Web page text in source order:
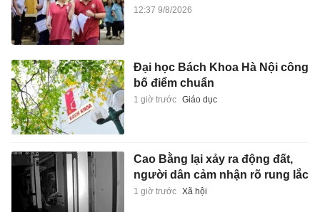
12:37 9/8/2026
Đại học Bách Khoa Hà Nội công
bố điểm chuẩn
1 giờ trước Giáo dục
Cao Bằng lại xảy ra động đất,
người dân cảm nhận rõ rung lắc
1 giờ trước Xã hội